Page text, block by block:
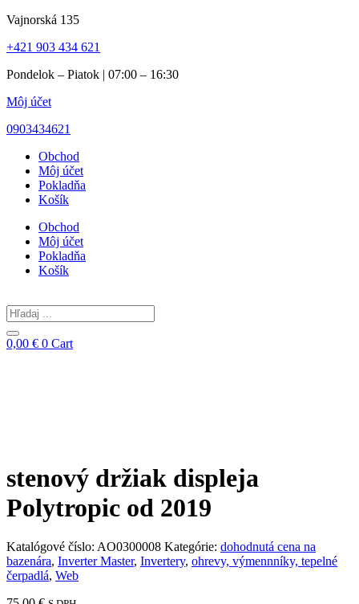
Preskočiť
obsah
Vajnorská 135
+421 903 434 621
Pondelok – Piatok | 07:00 – 16:30
Môj účet
0903434621
Obchod
Môj účet
Pokladňa
Košík
Obchod
Môj účet
Pokladňa
Košík
Search
...
0,00 € 0 Cart
stenový držiak displeja
Polytropic od 2019
Katalógové číslo: AO0300008 Kategórie: dohodnutá cena na
bazenára, Inverter Master, Invertery, ohrevy, výmennníky, tepelné
čerpadlá, Web